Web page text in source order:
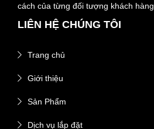
cách của từng đối tượng khách hàng.
LIÊN HỆ CHÚNG TÔI
Trang chủ
Giới thiệu
Sản Phẩm
Dịch vụ lắp đặt